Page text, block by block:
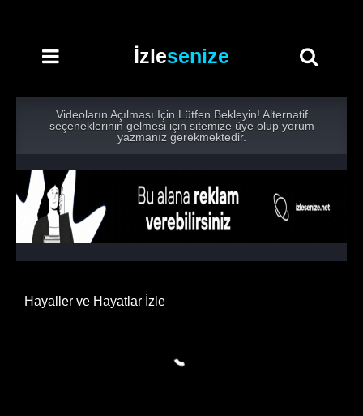
İzlesenize
Videoların Açılması İçin Lütfen Bekleyin! Alternatif
seçeneklerinin gelmesi için sitemize üye olup yorum
yazmanız gerekmektedir.
Hayaller ve Hayatlar İzle